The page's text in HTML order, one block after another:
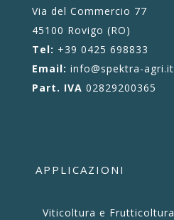
Via del Commercio 77
45100 Rovigo (RO)
Tel: +39 0425 698833
Email: info@spektra-agri.it
Part. IVA 02829200365
APPLICAZIONI
Viticoltura e Frutticoltura